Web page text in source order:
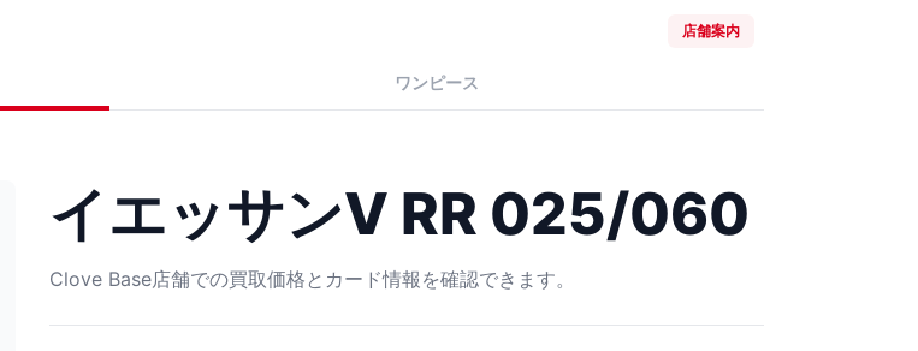
店舗案内
ワンピース
イエッサンV RR 025/060
Clove Base店舗での買取価格とカード情報を確認できます。